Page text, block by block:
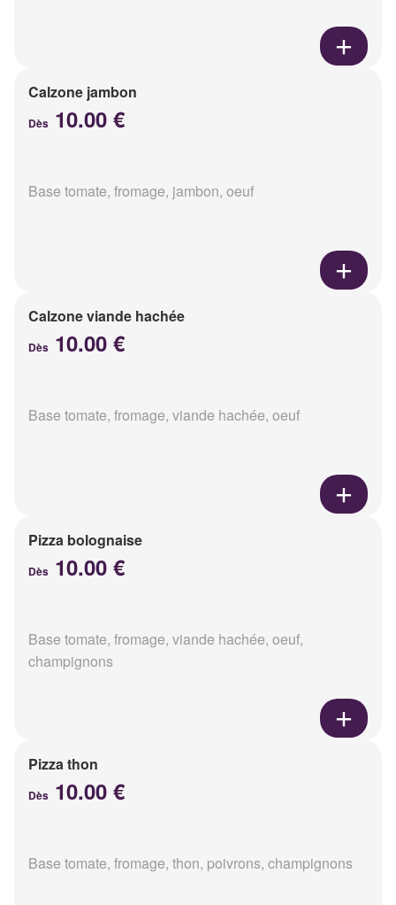
Calzone jambon
Dès 10.00 €
Base tomate, fromage, jambon, oeuf
Calzone viande hachée
Dès 10.00 €
Base tomate, fromage, viande hachée, oeuf
Pizza bolognaise
Dès 10.00 €
Base tomate, fromage, viande hachée, oeuf,
champignons
Pizza thon
Dès 10.00 €
Base tomate, fromage, thon, poivrons, champignons